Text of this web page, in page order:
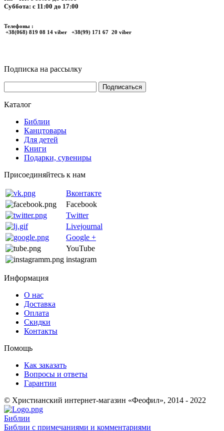
Суббота: с 11:00 до 17:00
Телефоны :
+38(068) 819 08 14 viber +38(99) 171 67 20 viber
Подписка на рассылку
Каталог
Библии
Канцтовары
Для детей
Книги
Подарки, сувениры
Присоединяйтесь к нам
Вконтакте
Facebook
Twitter
Livejournal
Google +
YouTube
instagram
Информация
О нас
Доставка
Оплата
Скидки
Контакты
Помощь
Как заказать
Вопросы и ответы
Гарантии
© Христианский интернет-магазин «Феофил», 2014 - 2022
Библии
Библии с примечаниями и комментариями